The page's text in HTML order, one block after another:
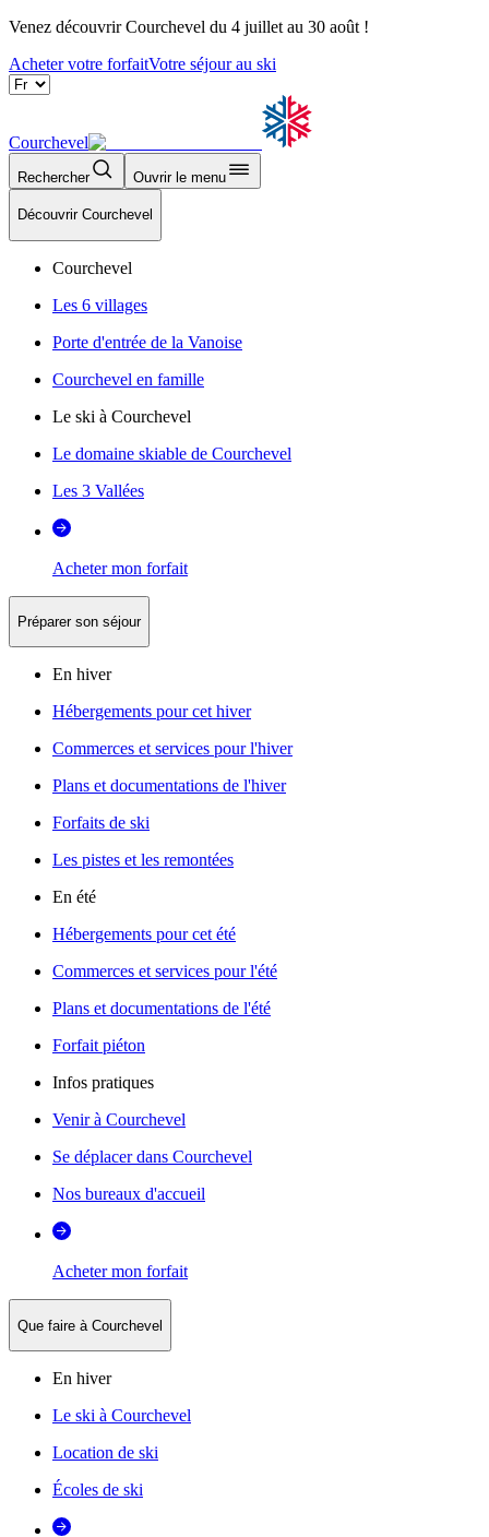
Venez découvrir Courchevel du 4 juillet au 30 août !
Acheter votre forfaitVotre séjour au ski
Courchevel
Rechercher Ouvrir le menu
Découvrir Courchevel
Courchevel
Les 6 villages
Porte d'entrée de la Vanoise
Courchevel en famille
Le ski à Courchevel
Le domaine skiable de Courchevel
Les 3 Vallées
Acheter mon forfait
Préparer son séjour
En hiver
Hébergements pour cet hiver
Commerces et services pour l'hiver
Plans et documentations de l'hiver
Forfaits de ski
Les pistes et les remontées
En été
Hébergements pour cet été
Commerces et services pour l'été
Plans et documentations de l'été
Forfait piéton
Infos pratiques
Venir à Courchevel
Se déplacer dans Courchevel
Nos bureaux d'accueil
Acheter mon forfait
Que faire à Courchevel
En hiver
Le ski à Courchevel
Location de ski
Écoles de ski